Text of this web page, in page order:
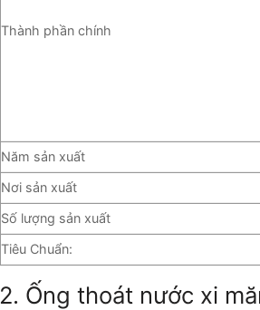
Thành phần chính
Năm sản xuất
Nơi sản xuất
Số lượng sản xuất
Tiêu Chuẩn:
2. Ống thoát nước xi